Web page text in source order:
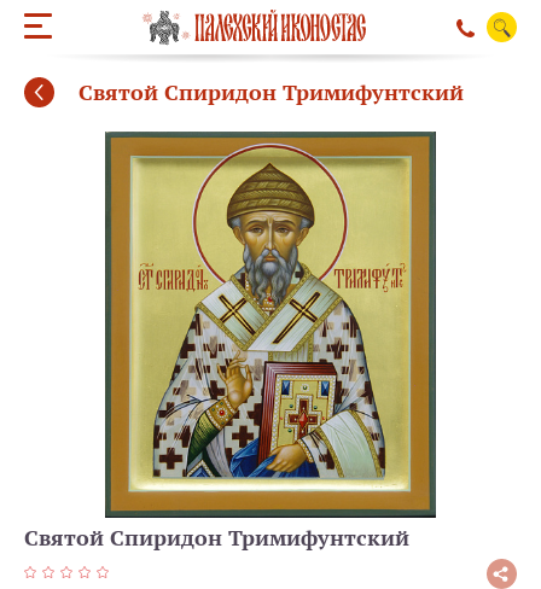
ОБРАТНЫЙ
Святой Спиридон Тримифунтский
Святой Спиридон Тримифунтский